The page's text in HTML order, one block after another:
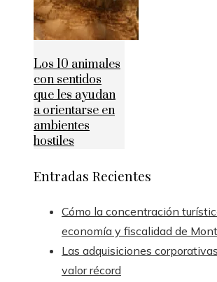
Los 10 animales
con sentidos
que les ayudan
a orientarse en
ambientes
hostiles
Entradas Recientes
Cómo la concentración
economía y fiscalidad de
Las adquisiciones
valor récord